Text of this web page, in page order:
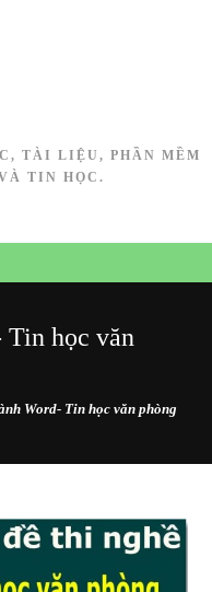
TÀI LIỆU, PHẦN MỀM
TIN HỌC.
Tin học văn
Word- Tin học văn phòng